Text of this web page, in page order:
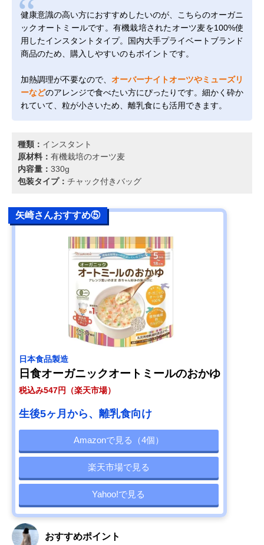
健康意識の高い方におすすめしたいのが、こちらのオーガニ
ックオートミールです。有機栽培されたオーツ麦を100%使
用したインスタントタイプ。国内大手プライベートブランド
商品のため、購入しやすいのもポイントです。
加熱調理が不要なので、 オーバーナイトオーツやミューズリ
ーなどのアレンジで食べたい方にぴったりです。細かく砕か
れていて、粒が小さいため、離乳食にも活用できます。
種類： インスタント
原材料： 有機栽培のオーツ麦
内容量： 330g
包装タイプ： チャック付きバッグ
矢崎さんおすすめ⑤
日本食品製造
日食オーガニックオートミールのおかゆ
税込み547円（楽天市場）
生後5ヶ月から、離乳食向け
Amazonで見る（4個）
楽天市場で見る
Yahoo!で見る
おすすめポイント